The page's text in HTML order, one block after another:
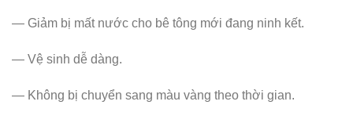
— Giảm bị mất nước cho bê tông mới đang ninh kết.
— Vệ sinh dễ dàng.
— Không bị chuyển sang màu vàng theo thời gian.